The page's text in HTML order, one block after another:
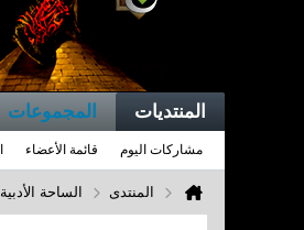
المنتديات المجموعات
مشاركات اليوم قائمة الأعضاء
المنتدى الساحة الأدبية